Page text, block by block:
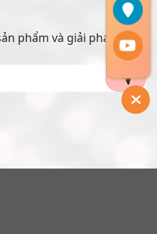
phẩm và giải pháp mới